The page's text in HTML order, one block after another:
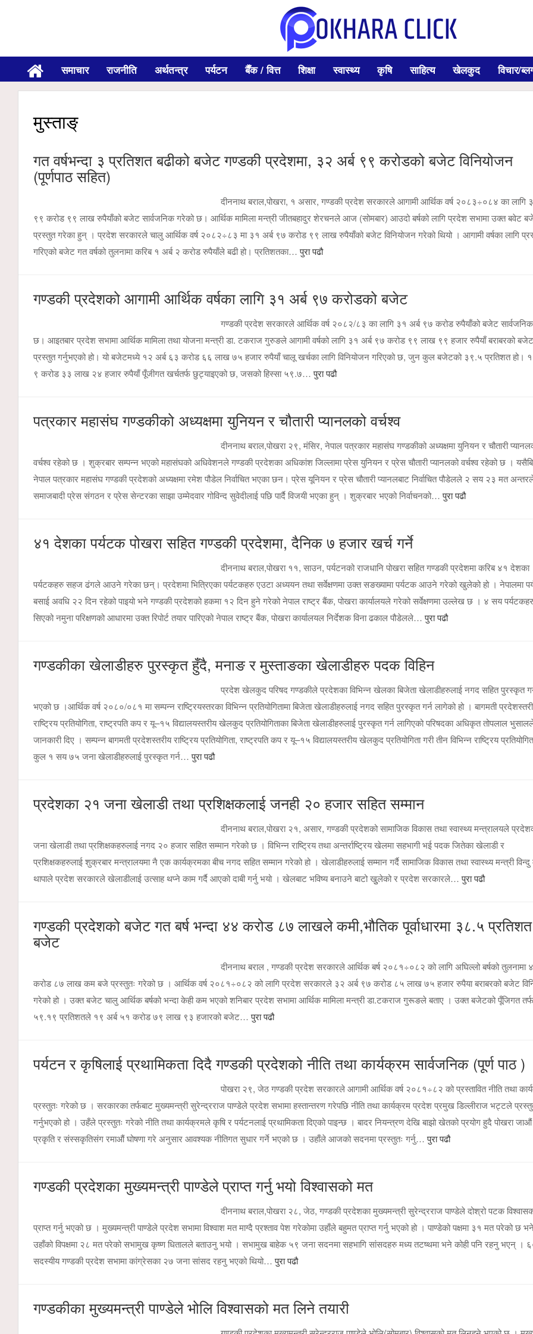
समाचार राजनीति अर्थतन्त्र पर्यटन बैँक / वित्त शिक्षा स्वास्थ्य कृषि साहित्य खेलकुद विचार/
मुस्ताङ्
गत वर्षभन्दा ३ प्रतिशत बढीको बजेट गण्डकी प्रदेशमा, ३२ अर्ब ९९ करोडको बजेट विनियोजन
(पूर्णपाठ सहित)
दीननाथ बराल,पोखरा, १ असार, गण्डकी प्रदेश सरकारले आगामी आर्थिक वर्ष २०८३÷०८४ का लागि
९९ करोड ९९ लाख रुपैयाँको बजेट सार्वजनिक गरेको छ। आर्थिक मामिला मन्त्री जीतबहादुर शेरचनले आज (सोमबार) आउदो बर्षको लागि प्रदेश सभामा उक्त बवेट
प्रस्तुत गरेका हुन् । प्रदेश सरकारले चालु आर्थिक वर्ष २०८२÷८३ मा ३१ अर्ब ९७ करोड ९९ लाख रुपैयाँको बजेट विनियोजन गरेको थियो । आगामी वर्षका लागि
गरिएको बजेट गत वर्षको तुलनामा करिब १ अर्ब २ करोड रुपैयाँले बढी हो। प्रतिशतका…पुरा पढौ
गण्डकी प्रदेशको आगामी आर्थिक वर्षका लागि ३१ अर्ब ९७ करोडको बजेट
गण्डकी प्रदेश सरकारले आर्थिक वर्ष २०८२/८३ का लागि ३१ अर्ब ९७ करोड रुपैयाँको बजेट
छ। आइतबार प्रदेश सभामा आर्थिक मामिला तथा योजना मन्त्री डा. टकराज गुरुङले आगामी वर्षको लागि ३१ अर्ब ९७ करोड ९९ लाख ९९ हजार रुपैयाँ बराबरको बजेट
प्रस्तुत गर्नुभएको हो। यो बजेटमध्ये १२ अर्ब ६३ करोड ६६ लाख ७५ हजार रुपैयाँ चालू खर्चका लागि विनियोजन गरिएको छ, जुन कुल बजेटको ३९.५ प्रतिशत हो।
९ करोड ३३ लाख २४ हजार रुपैयाँ पूँजीगत खर्चतर्फ छुट्याइएको छ, जसको हिस्सा ५९.७…पुरा पढौ
पत्रकार महासंघ गण्डकीको अध्यक्षमा युनियन र चौतारी प्यानलको वर्चश्व
दीननाथ बराल,पोखरा २९, मंसिर, नेपाल पत्रकार महासंघ गण्डकीको अध्यक्षमा युनियन र चौतारी
वर्चश्व रहेको छ । शुक्रबार सम्पन्न भएको महासंघको अधिवेशनले गण्डकी प्रदेशका अधिकांश जिल्लामा प्रेस युनियन र प्रेस चौतारी प्यानलको वर्चश्व रहेको छ ।
नेपाल पत्रकार महासंघ गण्डकी प्रदेशको अध्यक्षमा रमेश पौडेल निर्वाचित भएका छन। प्रेस यूनियन र प्रेस चौतारी प्यानलबाट निर्वाचित पौडेलले २ सय २३ मत
समाजबादी प्रेस संगठन र प्रेस सेन्टरका साझा उम्मेदवार गोविन्द सुवेदीलाई पछि पार्दै विजयी भएका हुन् । शुक्रबार भएको निर्वाचनको…पुरा पढौ
४१ देशका पर्यटक पोखरा सहित गण्डकी प्रदेशमा, दैनिक ७ हजार खर्च गर्ने
दीननाथ बराल,पोखरा ११, साउन, पर्यटनको राजधानि पोखरा सहित गण्डकी प्रदेशमा करिब ४१ देशका
पर्यटकहरु सहज ढंगले आउने गरेका छन्। प्रदेशमा भित्रिएका पर्यटकहरु एउटा अध्ययन तथा सर्वेक्षणमा उक्त सङख्यामा पर्यटक आउने गरेको खुलेको हो । नेपालमा
बसाई अवधि २२ दिन रहेको पाइयो भने गण्डकी प्रदेशको हकमा १२ दिन हुने गरेको नेपाल राष्ट्र बैंक, पोखरा कार्यालयले गरेको सर्वेक्षणमा उल्लेख छ । ४ सय
सिएको नमुना परिक्षणको आधारमा उक्त रिपोर्ट तयार पारिएको नेपाल राष्ट्र बैंक, पोखरा कार्यालयल निर्देशक विना ढकाल पौडेलले…पुरा पढौ
गण्डकीका खेलाडीहरु पुरस्कृत हुँदै, मनाङ र मुस्ताङका खेलाडीहरु पदक विहिन
प्रदेश खेलकुद परिषद गण्डकीले प्रदेशका विभिन्न खेलका बिजेता खेलाडीहरुलाई नगद सहित पुरस्कृत
भएको छ ।आर्थिक वर्ष २०८०/०८१ मा सम्पन्न राष्ट्रियस्तरका विभिन्न प्रतियोगितामा बिजेता खेलाडीहरुलाई नगद सहित पुरस्कृत गर्न लागेको हो । बागमती
राष्ट्रिय प्रतियोगिता, राष्ट्रपति कप र यू–१५ विद्यालयस्तरीय खेलकुद प्रतियोगिताका बिजेता खेलाडीहरुलाई पुरस्कृत गर्न लागिएको परिषदका अधिकृत तोपलाल
जानकारी दिए । सम्पन्न बागमती प्रदेशस्तरीय राष्ट्रिय प्रतियोगिता, राष्ट्रपति कप र यू–१५ विद्यालयस्तरीय खेलकुद प्रतियोगिता गरी तीन विभिन्न राष्ट्रिय
कुल १ सय ७५ जना खेलाडीहरुलाई पुरस्कृत गर्न…पुरा पढौ
प्रदेशका २१ जना खेलाडी तथा प्रशिक्षकलाई जनही २० हजार सहित सम्मान
दीननाथ बराल,पोखरा २१, असार, गण्डकी प्रदेशको सामाजिक विकास तथा स्वास्थ्य मन्त्रालयले
जना खेलाडी तथा प्रशिक्षकहरुलाई नगद २० हजार सहित सम्मान गरेको छ । विभिन्न राष्ट्रिय तथा अन्तर्राष्ट्रिय खेलमा सहभागी भई पदक जितेका खेलाडी र
प्रशिक्षकहरुलाई शुक्रबार मन्त्रालयमा नै एक कार्यक्रमका बीच नगद सहित सम्मान गरेको हो । खेलाडीहरुलाई सम्मान गर्दै सामाजिक विकास तथा स्वास्थ्य मन्त्री
थापाले प्रदेश सरकारले खेलाडीलाई उत्साह थप्ने काम गर्दै आएको दाबी गर्नु भयो । खेलबाट भविष्य बनाउने बाटो खुुलेको र प्रदेश सरकारले…पुरा पढौ
गण्डकी प्रदेशको बजेट गत बर्ष भन्दा ४४ करोड ८७ लाखले कमी,भौतिक पूर्वाधारमा ३८.५ प्रतिशत
बजेट
दीननाथ बराल , गण्डकी प्रदेश सरकारले आर्थिक बर्ष २०८१÷०८२ को लागि अघिल्लो बर्षको तुलनामा
करोड ८७ लाख कम बजे प्रस्तुतः गरेको छ । आर्थिक वर्ष २०८१÷०८२ को लागि प्रदेश सरकारले ३२ अर्ब ९७ करोड ८५ लाख ७५ हजार रुपैया बराबरको बजेट
गरेको हो । उक्त बजेट चालु आर्थिक बर्षको भन्दा केही कम भएको शनिबार प्रदेश सभामा आर्थिक मामिला मन्त्री डा.टकराज गुरूङले बताए । उक्त बजेटको पूँजिगत तर्फ
५९.१९ प्रतिशतले १९ अर्ब ५१ करोड ७९ लाख ९३ हजारको बजेट…पुरा पढौ
पर्यटन र कृषिलाई प्रथामिकता दिदै गण्डकी प्रदेशको नीति तथा कार्यक्रम सार्वजनिक (पूर्ण पाठ )
पोखरा २९, जेठ गण्डकी प्रदेश सरकारले आगामी आर्थिक वर्ष २०८१÷८२ को प्रस्तावित नीति तथा
प्रस्तुतः गरेको छ । सरकारका तर्फबाट मुख्यमन्त्री सुरेन्द्रराज पाण्डेले प्रदेश सभामा हस्तान्तरण गरेपछि नीति तथा कार्यक्रम प्रदेश प्रमुख डिल्लीराज भट्टले
गर्नुभएको हो । उहँले प्रस्तुतः गरेको नीति तथा कार्यक्रमले कृषि र पर्यटनलाई प्रथामिकता दिएको पाइन्छ । बादर नियन्त्रण देखि बाझो खेतको प्रयोग हुदै पोखरा जाऔं
प्रकृति र संस्सकृतिसंग रमाऔं घोषणा गरे अनुसार आवश्यक नीतिगत सुधार गर्ने भएको छ । उहाँले आजको सदनमा प्रस्तुतः गर्नु…पुरा पढौ
गण्डकी प्रदेशका मुख्यमन्त्री पाण्डेले प्राप्त गर्नु भयो विश्वासको मत
दीननाथ बराल,पोखरा २८, जेठ, गण्डकी प्रदेशका मुख्यमन्त्री सुरेन्द्रराज पाण्डेले दोश्रो पटक
प्राप्त गर्नु भएको छ । मुख्यमन्त्री पाण्डेले प्रदेश सभामा विश्वाश मत माग्दै प्रश्ताव पेश गरेकोमा उहाँले बहुमत प्राप्त गर्नु भएको हो । पाण्डेको पक्षमा ३१ मत परेको छ
उहाँको विपक्षमा २८ मत परेको सभामुख कृष्ण धितालले बताउनु भयो । सभामुख बाहेक ५९ जना सदनमा सहभागि सांसदहरु मध्य तटष्थमा भने कोही पनि रहनु भएन् ।
सदस्यीय गण्डकी प्रदेश सभामा कांग्रेसका २७ जना सांसद रहनु भएको थियो…पुरा पढौ
गण्डकीका मुख्यमन्त्री पाण्डेले भोलि विश्वासको मत लिने तयारी